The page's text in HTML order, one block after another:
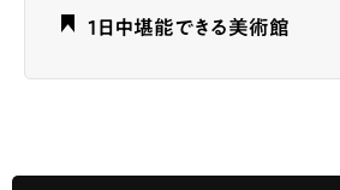
1日中堪能できる美術館